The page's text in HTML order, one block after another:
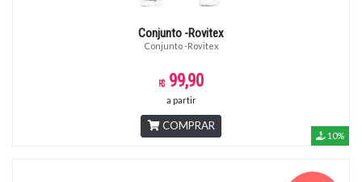
Conjunto -Rovitex
Conjunto -Rovitex
99,90
a partir
COMPRAR
10%